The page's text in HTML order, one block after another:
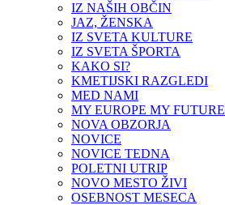
IZ NAŠIH OBČIN
JAZ, ŽENSKA
IZ SVETA KULTURE
IZ SVETA ŠPORTA
KAKO SI?
KMETIJSKI RAZGLEDI
MED NAMI
MY EUROPE MY FUTURE
NOVA OBZORJA
NOVICE
NOVICE TEDNA
POLETNI UTRIP
NOVO MESTO ŽIVI
OSEBNOST MESECA